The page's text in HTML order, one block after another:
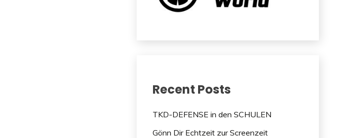
Recent Posts
TKD-DEFENSE in den SCHULEN
Gönn Dir Echtzeit zur Screenzeit